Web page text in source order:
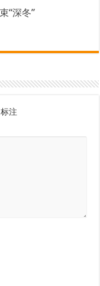
“深冬”
标注